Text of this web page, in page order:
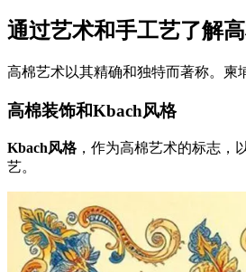
通过艺术和手工艺了解
高棉艺术以其精确和独特而著称。柬
高棉装饰和Kbach风格
Kbach风格，作为高棉艺术的标志，
艺。